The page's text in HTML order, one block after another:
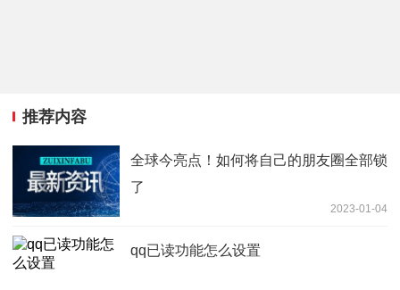
推荐内容
全球今亮点！如何将自己的朋友圈全部锁
了
2023-01-04
qq已读功能怎么设置